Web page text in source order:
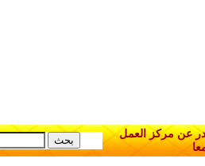
عن مركز العمل